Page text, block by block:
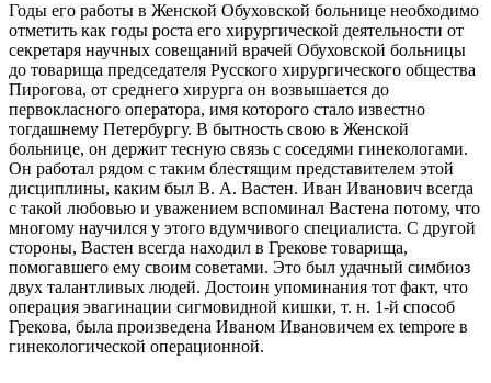
Годы его работы в Женской Обуховской больнице необходимо
отметить как годы роста его хирургической деятельности от
секретаря научных совещаний врачей Обуховской больницы
до товарища председателя Русского хирургического общества
Пирогова, от среднего хирурга он возвышается до
первокласного оператора, имя которого стало известно
тогдашнему Петербургу. В бытность свою в Женской
больнице, он держит тесную связь с соседями гинекологами.
Он работал рядом с таким блестящим представителем этой
дисциплины, каким был В. А. Вастен. Иван Иванович всегда
с такой любовью и уважением вспоминал Вастена потому, что
многому научился у этого вдумчивого специалиста. С другой
стороны, Вастен всегда находил в Грекове товарища,
помогавшего ему своим советами. Это был удачный симбиоз
двух талантливых людей. Достоин упоминания тот факт, что
операция эвагинации сигмовидной кишки, т. н. 1-й способ
Грекова, была произведена Иваном Ивановичем еx tempore в
гинекологической операционной.